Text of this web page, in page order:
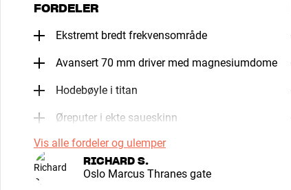
FORDELER
Ekstremt bredt frekvensområde
Avansert 70 mm driver med magnesiumdome
Hodebøyle i titan
Øreputer i ekte saueskinn
Vis alle fordeler og ulemper
RICHARD S.
Oslo Marcus Thranes gate